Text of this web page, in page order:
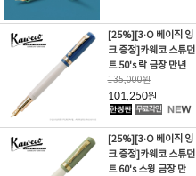
[25%][3·O 베이직 잉
크 증정]카웨코 스튜던
트 50's 락 금장 만년
135,000원
101,250원
[25%][3·O 베이직 잉
크 증정]카웨코 스튜던
트 60's 스윙 금장 만